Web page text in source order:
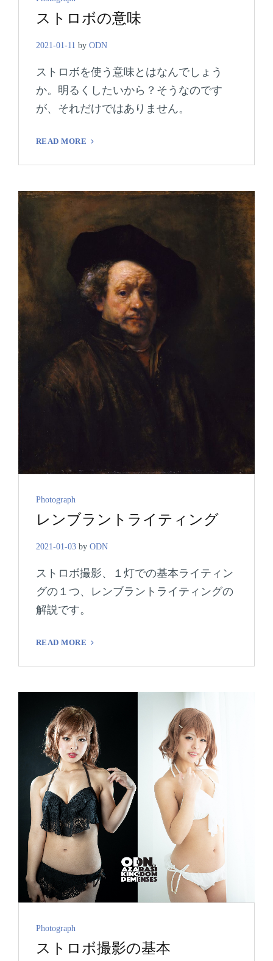
Links
ストロボの意味
2021-01-11 by ODN
ストロボを使う意味とはなんでしょう
か。明るくしたいから？そうなのです
が、それだけではありません。
READ MORE
ロ
の
意
味
Cat
Links
Photograph
レンブラントライティング
2021-01-03 by ODN
ストロボ撮影、１灯での基本ライティン
グの１つ、レンブラントライティングの
解説です。
READ MORE
ブ
ン
イ
テ
ィ
ン
グ
Cat
Links
Photograph
ストロボ撮影の基本